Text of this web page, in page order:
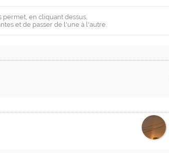
en cliquant dessus,
et de passer de l'une à l'autre.